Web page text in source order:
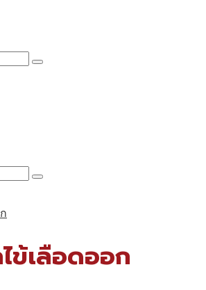
Search
Search
ข้เลือดออก